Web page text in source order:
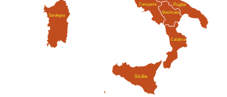
Puglia
Basilicata
Calabria
Campania
Sardegna
Sicilia